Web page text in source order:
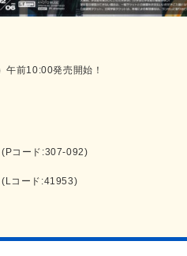
午前10:00発売開始！
(Pコード:307-092)
(Lコード:41953)